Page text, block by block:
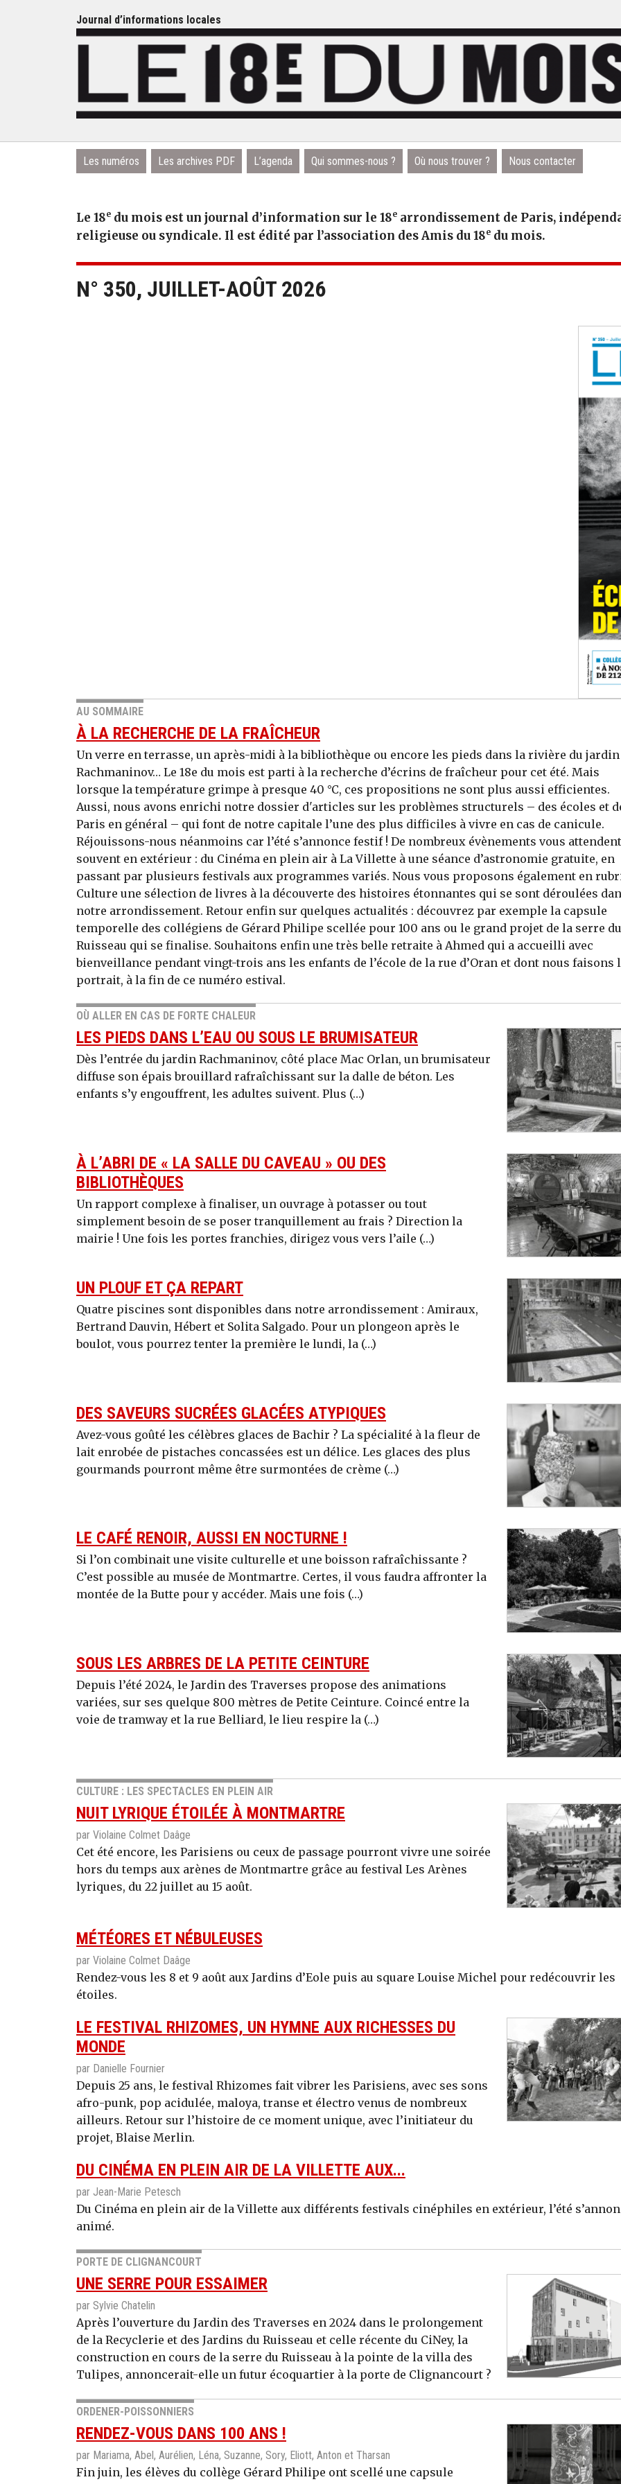
Journal d’informations locales
Les numéros Les archives PDF L’agenda Qui sommes-nous ? Où nous trouver ? Nous contacter
Le 18e du mois est un journal d’information sur le 18e arrondissement de Paris,
religieuse ou syndicale. Il est édité par l’association des Amis du 18e du mois.
N° 350, JUILLET-AOÛT 2026
AU SOMMAIRE
À LA RECHERCHE DE LA FRAÎCHEUR
Un verre en terrasse, un après-midi à la bibliothèque ou encore les pieds dans la rivière du jardin
Rachmaninov… Le 18e du mois est parti à la recherche d’écrins de fraîcheur pour cet été. Mais
lorsque la température grimpe à presque 40 °C, ces propositions ne sont plus aussi efficientes.
Aussi, nous avons enrichi notre dossier d'articles sur les problèmes structurels – des écoles et
Paris en général – qui font de notre capitale l’une des plus difficiles à vivre en cas de canicule.
Réjouissons-nous néanmoins car l’été s’annonce festif ! De nombreux évènements vous
souvent en extérieur : du Cinéma en plein air à La Villette à une séance d’astronomie gratuite, en
passant par plusieurs festivals aux programmes variés. Nous vous proposons également en
Culture une sélection de livres à la découverte des histoires étonnantes qui se sont déroulées
notre arrondissement. Retour enfin sur quelques actualités : découvrez par exemple la capsule
temporelle des collégiens de Gérard Philipe scellée pour 100 ans ou le grand projet de la serre du
Ruisseau qui se finalise. Souhaitons enfin une très belle retraite à Ahmed qui a accueilli avec
bienveillance pendant vingt-trois ans les enfants de l’école de la rue d’Oran et dont nous faisons
portrait, à la fin de ce numéro estival.
OÙ ALLER EN CAS DE FORTE CHALEUR
LES PIEDS DANS L’EAU OU SOUS LE BRUMISATEUR
Dès l’entrée du jardin Rachmaninov, côté place Mac Orlan, un brumisateur
diffuse son épais brouillard rafraîchissant sur la dalle de béton. Les
enfants s’y engouffrent, les adultes suivent. Plus (…)
À L’ABRI DE « LA SALLE DU CAVEAU » OU DES
BIBLIOTHÈQUES
Un rapport complexe à finaliser, un ouvrage à potasser ou tout
simplement besoin de se poser tranquillement au frais ? Direction la
mairie ! Une fois les portes franchies, dirigez vous vers l’aile (…)
UN PLOUF ET ÇA REPART
Quatre piscines sont disponibles dans notre arrondissement : Amiraux,
Bertrand Dauvin, Hébert et Solita Salgado. Pour un plongeon après le
boulot, vous pourrez tenter la première le lundi, la (…)
DES SAVEURS SUCRÉES GLACÉES ATYPIQUES
Avez-vous goûté les célèbres glaces de Bachir ? La spécialité à la fleur de
lait enrobée de pistaches concassées est un délice. Les glaces des plus
gourmands pourront même être surmontées de crème (…)
LE CAFÉ RENOIR, AUSSI EN NOCTURNE !
Si l’on combinait une visite culturelle et une boisson rafraîchissante ?
C’est possible au musée de Montmartre. Certes, il vous faudra affronter la
montée de la Butte pour y accéder. Mais une fois (…)
SOUS LES ARBRES DE LA PETITE CEINTURE
Depuis l’été 2024, le Jardin des Traverses propose des animations
variées, sur ses quelque 800 mètres de Petite Ceinture. Coincé entre la
voie de tramway et la rue Belliard, le lieu respire la (…)
CULTURE : LES SPECTACLES EN PLEIN AIR
NUIT LYRIQUE ÉTOILÉE À MONTMARTRE
par Violaine Colmet Daâge
Cet été encore, les Parisiens ou ceux de passage pourront vivre une soirée
hors du temps aux arènes de Montmartre grâce au festival Les Arènes
lyriques, du 22 juillet au 15 août.
MÉTÉORES ET NÉBULEUSES
par Violaine Colmet Daâge
Rendez-vous les 8 et 9 août aux Jardins d’Eole puis au square Louise Michel pour redécouvrir les
étoiles.
LE FESTIVAL RHIZOMES, UN HYMNE AUX RICHESSES DU
MONDE
par Danielle Fournier
Depuis 25 ans, le festival Rhizomes fait vibrer les Parisiens, avec ses sons
afro-punk, pop acidulée, maloya, transe et électro venus de nombreux
ailleurs. Retour sur l’histoire de ce moment unique, avec l’initiateur du
projet, Blaise Merlin.
DU CINÉMA EN PLEIN AIR DE LA VILLETTE AUX...
par Jean-Marie Petesch
Du Cinéma en plein air de la Villette aux différents festivals cinéphiles en extérieur, l’été
animé.
PORTE DE CLIGNANCOURT
UNE SERRE POUR ESSAIMER
par Sylvie Chatelin
Après l’ouverture du Jardin des Traverses en 2024 dans le prolongement
de la Recyclerie et des Jardins du Ruisseau et celle récente du CiNey, la
construction en cours de la serre du Ruisseau à la pointe de la villa des
Tulipes, annoncerait-elle un futur écoquartier à la porte de Clignancourt ?
ORDENER-POISSONNIERS
RENDEZ-VOUS DANS 100 ANS !
par Mariama, Abel, Aurélien, Léna, Suzanne, Sory, Eliott, Anton et Tharsan
Fin juin, les élèves du collège Gérard Philipe ont scellé une capsule